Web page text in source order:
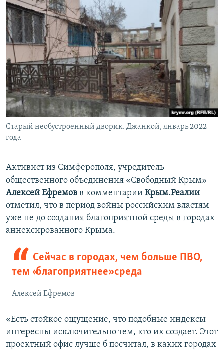
Старый необустроенный дворик. Джанкой, январь 2022
года
Активист из Симферополя, учредитель
общественного объединения «Свободный Крым»
Алексей Ефремов в комментарии Крым.Реалии
отметил, что в период войны российским властям
уже не до создания благоприятной среды в городах
аннексированного Крыма.
Сейчас в городах, чем больше ПВО,
тем «благоприятнее» среда
Алексей Ефремов
«Есть стойкое ощущение, что подобные индексы
интересны исключительно тем, кто их создает. Этот
проектный офис лучше б посчитал, в каких городах